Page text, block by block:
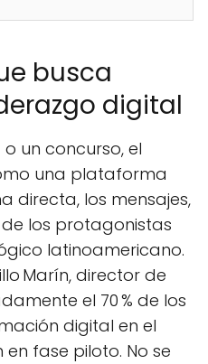
busca
digital
un concurso, el
una plataforma
directa, los mensajes,
de los protagonistas
latinoamericano.
Marín, director de
el 70 % de los
digital en el
fase piloto. No se